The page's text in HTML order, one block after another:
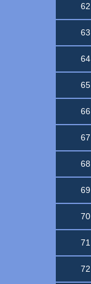
62
63
64
65
66
67
68
69
70
71
72